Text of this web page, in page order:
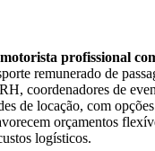
motorista profissional
remunerado de
coordenadores de
de locação, com opções
orçamentos
logísticos.